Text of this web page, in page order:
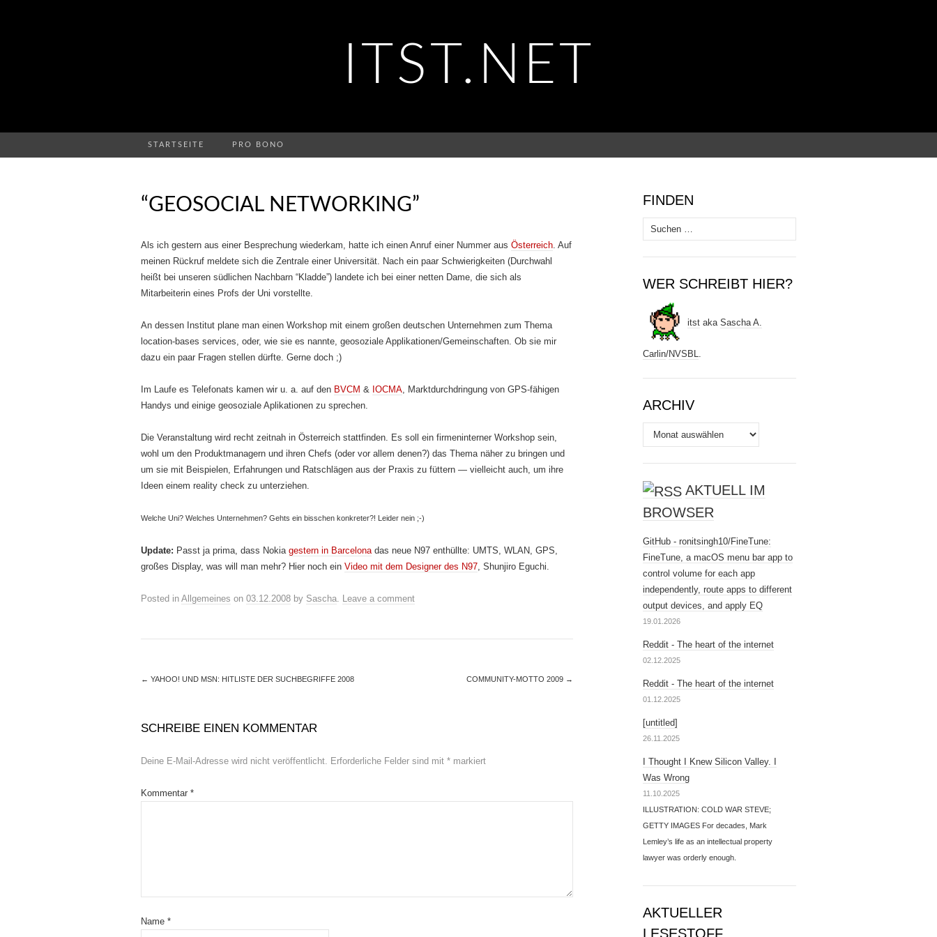
ITST.NET
STARTSEITE PRO BONO
nach:
“GEOSOCIAL NETWORKING”
Als ich gestern aus einer Besprechung wiederkam, hatte ich einen Anruf einer Nummer aus Österreich. Auf
meinen Rückruf meldete sich die Zentrale einer Universität. Nach ein paar Schwierigkeiten (Durchwahl
heißt bei unseren südlichen Nachbarn “Kladde”) landete ich bei einer netten Dame, die sich als
Mitarbeiterin eines Profs der Uni vorstellte.
An dessen Institut plane man einen Workshop mit einem großen deutschen Unternehmen zum Thema
location-bases services, oder, wie sie es nannte, geosoziale Applikationen/Gemeinschaften. Ob sie mir
dazu ein paar Fragen stellen dürfte. Gerne doch ;)
Im Laufe es Telefonats kamen wir u. a. auf den BVCM & IOCMA, Marktdurchdringung von GPS-fähigen
Handys und einige geosoziale Aplikationen zu sprechen.
Die Veranstaltung wird recht zeitnah in Österreich stattfinden. Es soll ein firmeninterner Workshop sein,
wohl um den Produktmanagern und ihren Chefs (oder vor allem denen?) das Thema näher zu bringen und
um sie mit Beispielen, Erfahrungen und Ratschlägen aus der Praxis zu füttern — vielleicht auch, um ihre
Ideen einem reality check zu unterziehen.
Welche Uni? Welches Unternehmen? Gehts ein bisschen konkreter?! Leider nein ;-)
Update: Passt ja prima, dass Nokia gestern in Barcelonadas neue N97 enthüllte: UMTS, WLAN, GPS,
großes Display, was will man mehr? Hier noch ein Video mit dem Designer des N97, Shunjiro Eguchi.
Posted in Allgemeines on 03.12.2008 by Sascha. Leave a comment
← YAHOO! UND MSN: HITLISTE DER SUCHBEGRIFFE 2008 COMMUNITY-MOTTO 2009 →
SCHREIBE EINEN KOMMENTAR
Deine E-Mail-Adresse wird nicht veröffentlicht. Erforderliche Felder sind mit * markiert
Kommentar *
Name *
FINDEN
Suchen
nach:
WER SCHREIBT HIER?
itst aka Sascha A.
Carlin/NVSBL.
ARCHIV
Archiv
AKTUELL IM
BROWSER
GitHub - ronitsingh10/FineTune:
FineTune, a macOS menu bar app to
control volume for each app
independently, route apps to different
output devices, and apply EQ
19.01.2026
Reddit - The heart of the internet
02.12.2025
Reddit - The heart of the internet
01.12.2025
[untitled]
26.11.2025
I Thought I Knew Silicon Valley. I
Was Wrong
11.10.2025
ILLUSTRATION: COLD WAR STEVE;
GETTY IMAGES For decades, Mark
Lemley’s life as an intellectual property
lawyer was orderly enough.
AKTUELLER
LESESTOFF